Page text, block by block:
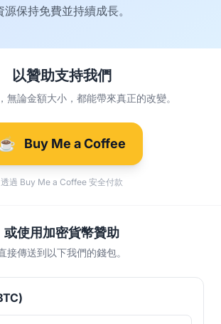
源保持免費並持續成長。
以贊助支持我們
無論金額大小，都能帶來真正的改變。
Buy Me a Coffee
透過 Buy Me a Coffee 安全付款
或使用加密貨幣贊助
接傳送到以下我們的錢包。